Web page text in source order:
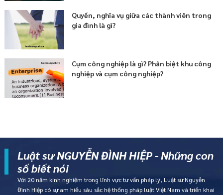
Quyền, nghĩa vụ giữa các thành viên trong
gia đình là gì?
Cụm công nghiệp là gì? Phân biệt khu công
nghiệp và cụm công nghiệp?
Luật sư NGUYỄN ĐÌNH HIỆP - Những con
số biết nói
Với 20 năm kinh nghiệm trong lĩnh vực tư vấn pháp lý, Luật sư Nguyễn
Đình Hiệp có sự am hiểu sâu sắc hệ thống pháp luật Việt Nam và triển khai